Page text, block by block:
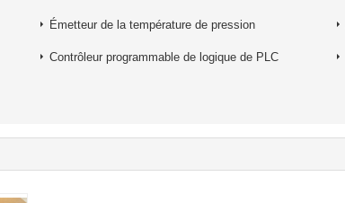
Émetteur de la température de pression
Contrôleur programmable de logique de PLC